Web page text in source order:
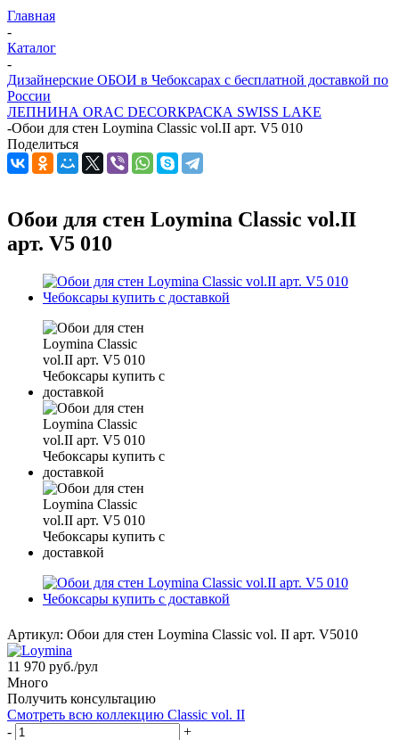
Главная
-
Каталог
-
Дизайнерские ОБОИ в Чебоксарах с бесплатной доставкой по
России
ЛЕПНИНА ORAC DECORКРАСКА SWISS LAKE
-Обои для стен Loymina Classic vol.II арт. V5 010
Поделиться
Обои для стен Loymina Classic vol.II
арт. V5 010
Артикул: Обои для стен Loymina Classic vol. II арт. V5010
11 970 руб./рул
Много
Получить консультацию
Смотреть всю коллекцию Classic vol. II
-
+